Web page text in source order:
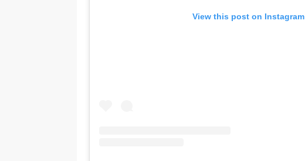
View this post on Instagram